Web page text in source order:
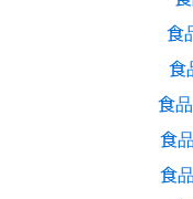
食
食
食
食
食